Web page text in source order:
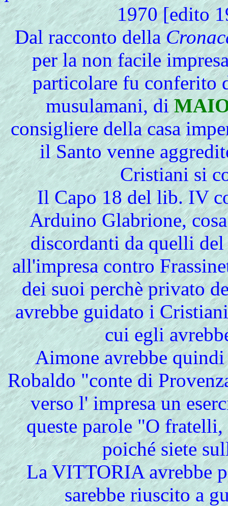
1970 [edito
Dalracconto della
per la non facile
particolare fu conferito
musulamani, di
consigliere della casa
il Santo venne
Cristiani si
Il Capo 18 del lib. IV
Arduino Glabrione,
discordanti da quelli
all'impresa contro
dei suoi perchè privato
avrebbe guidato i
cui egli
Aimone avrebbe
Robaldo "conte di
verso l' impresa un
queste parole "O
poiché siete
La VITTORIA avrebbe
sarebbe riuscito a